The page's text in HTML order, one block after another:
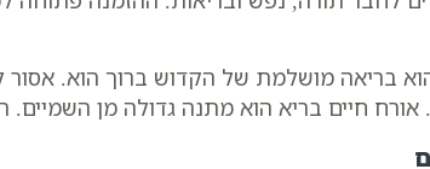
בריאה מושלמת של הקדוש ברוך הוא.
חיים בריא הוא מתנה גדולה מן